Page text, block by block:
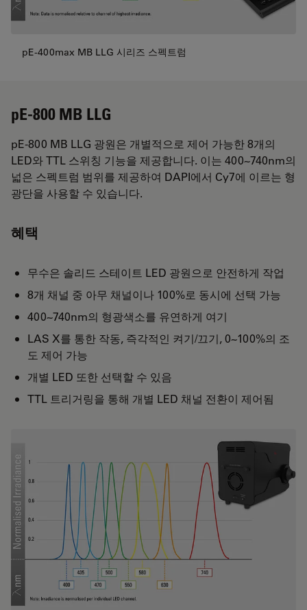
pE-400max MB LLG 시리즈 스펙트럼
pE-800 MB LLG
pE-800 MB LLG 광원은 개별적으로 제어 가능한 8개의
LED와 TTL 스위칭 기능을 제공합니다. 이는 400~740nm의
넓은 스펙트럼 범위를 제공하여 DAPI에서 Cy7에 이르는 형
광단을 사용할 수 있습니다.
혜택
무수은 솔리드 스테이트 LED 광원으로 안전하게 작업
8개 채널 중 아무 채널이나 100%로 동시에 선택 가능
400~740nm의 형광색소를 유연하게 여기
LAS X를 통한 작동, 즉각적인 켜기/끄기, 0~100%의 조
도 제어 가능
개별 LED 또한 선택할 수 있음
TTL 트리거링을 통해 개별 LED 채널 전환이 제어됨